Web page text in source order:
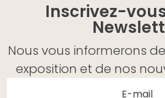
Inscrivez-
Nous vous informerons
exposition et de nos